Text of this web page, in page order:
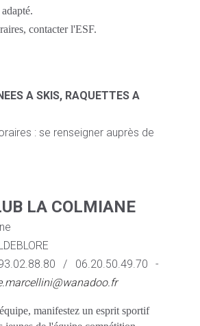
contacter l'ESF.
A SKIS, RAQUETTES A
: se renseigner auprès de
LA COLMIANE
/ 06.20.50.49.70 -
manifestez un esprit sportif